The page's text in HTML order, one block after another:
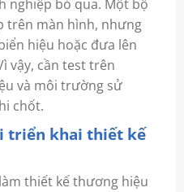
nghiệp bỏ qua. Một bộ
trên màn hình, nhưng
hiệu hoặc đưa lên
vậy, cần test trên
và môi trường sử
chốt.
triển khai thiết kế
thiết kế thương hiệu